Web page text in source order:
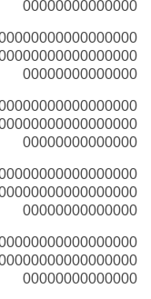
00000000000000
00000000000000
00000000000000
00000000000000
00000000000000